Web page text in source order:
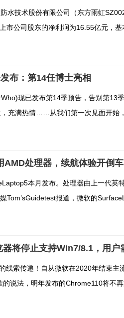
水技术股份有限公司（东方雨虹
市公司股东的净利润为16.55亿元，
布：第14任博士亮相
现已发布第14季预告，告别第
，充满热情……从我们第一次见面开始
处理器，续航体验开倒车
本月发布。处理器由上一代
Tom’sGuidetest报道，微软的
将停止支持Win7/8.1，用户
线索传递！自从微软在2020年结束
说法，明年发布的Chrome110将不